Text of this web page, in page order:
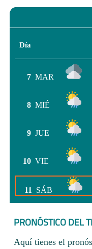
Día
7 MAR
8 MIÉ
9 JUE
10 VIE
11 SÁB
PRONÓSTICO DEL
Aquí tienes el